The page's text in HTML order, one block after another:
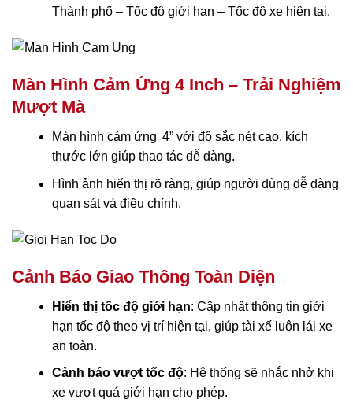
Thành phố – Tốc độ giới hạn – Tốc độ xe hiện tại.
Màn Hình Cảm Ứng 4 Inch – Trải Nghiệm
Mượt Mà
Màn hình cảm ứng 4” với độ sắc nét cao, kích
thước lớn giúp thao tác dễ dàng.
Hình ảnh hiển thị rõ ràng, giúp người dùng dễ dàng
quan sát và điều chỉnh.
Cảnh Báo Giao Thông Toàn Diện
Hiển thị tốc độ giới hạn: Cập nhật thông tin giới
hạn tốc độ theo vị trí hiện tại, giúp tài xế luôn lái xe
an toàn.
Cảnh báo vượt tốc độ: Hệ thống sẽ nhắc nhở khi
xe vượt quá giới hạn cho phép.